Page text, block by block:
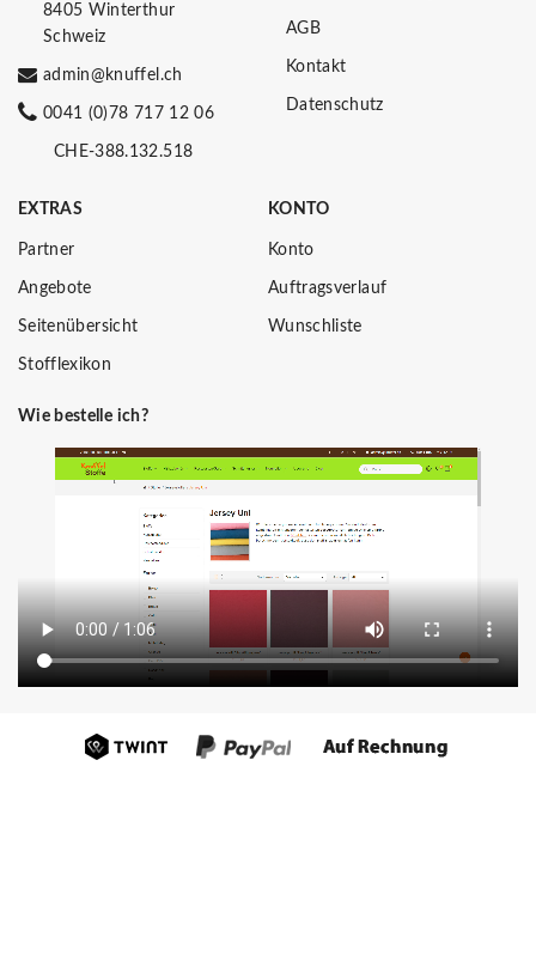
8405 Winterthur
Schweiz
admin@knuffel.ch
0041 (0)78 717 12 06
CHE-388.132.518
AGB
Kontakt
Datenschutz
EXTRAS
Partner
Angebote
Seitenübersicht
Stofflexikon
KONTO
Konto
Auftragsverlauf
Wunschliste
Wie bestelle ich?